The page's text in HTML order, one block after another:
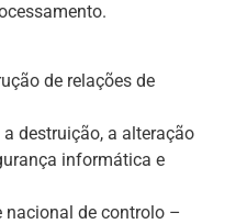
de relações de
destruição, a alteração
informática e
nacional de controlo –